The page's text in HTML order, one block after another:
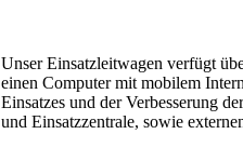
Unser Einsatzleitwagen verfügt
einen Computer mit mobilem
Einsatzes und der Verbesserung
und Einsatzzentrale, sowie